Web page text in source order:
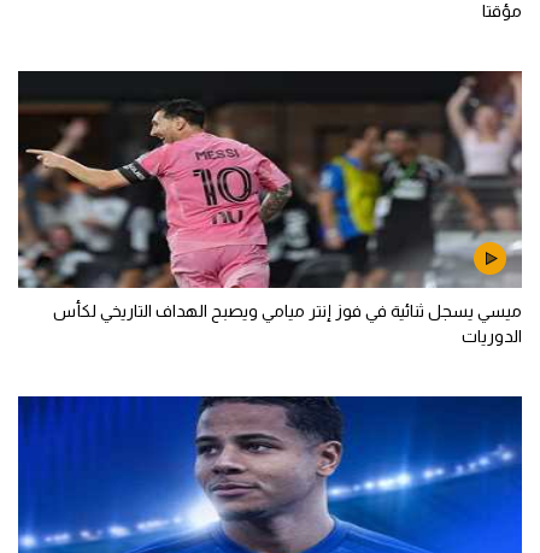
مؤقتا
ميسي يسجل ثنائية في فوز إنتر ميامي ويصبح الهداف التاريخي لكأس
الدوريات